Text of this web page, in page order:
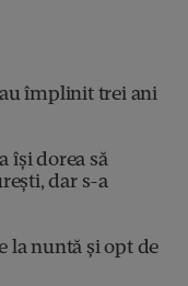
împlinit trei ani
își dorea să
dar s-a
la nuntă și opt de